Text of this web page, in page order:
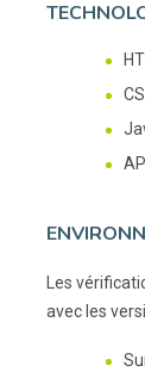
API
Les
avec les